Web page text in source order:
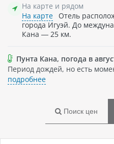
На карте и рядом
На карте
Отель
города Игуэй. До
Кана — 25 км.
Пунта Кана, погода в
Период дождей, но есть
подробнее
Поиск цен